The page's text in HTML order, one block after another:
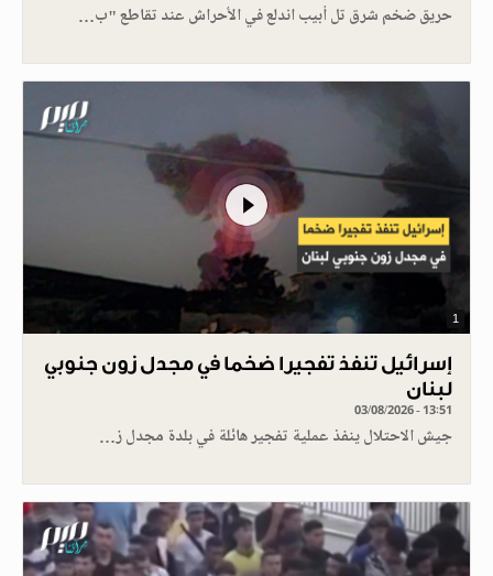
حريق ضخم شرق تل أبيب اندلع في الأحراش عند تقاطع "ب…
1
إسرائيل تنفذ تفجيرا ضخما في مجدل زون جنوبي
لبنان
03/08/2026 - 13:51
جيش الاحتلال ينفذ عملية تفجير هائلة في بلدة مجدل ز…